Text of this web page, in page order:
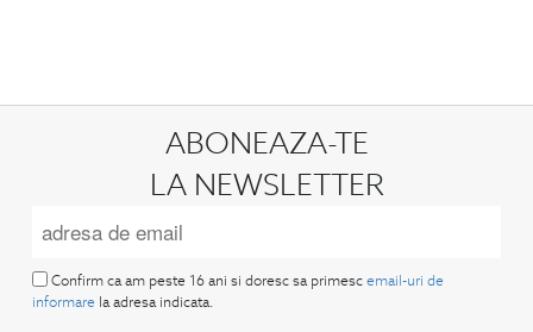
ABONEAZA-TE
LA NEWSLETTER
Confirm ca am peste 16 ani si doresc sa primesc email-uri de
informare la adresa indicata.